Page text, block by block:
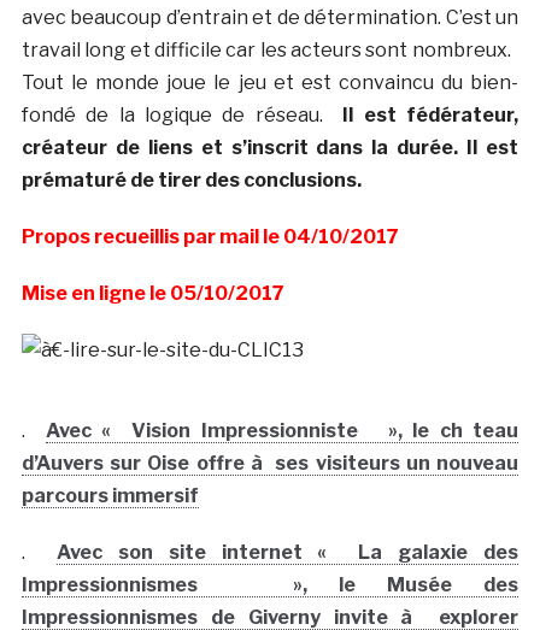
avec beaucoup d’entrain et de détermination. C’est un
travail long et difficile car les acteurs sont nombreux.
Tout le monde joue le jeu et est convaincu du bien-
fondé de la logique de réseau. Il est fédérateur,
créateur de liens et s’inscrit dans la durée. Il est
prématuré de tirer des conclusions.
Propos recueillis par mail le 04/10/2017
Mise en ligne le 05/10/2017
. Avec « Vision Impressionniste », le ch teau
d’Auvers sur Oise offre à ses visiteurs un nouveau
parcours immersif
. Avec son site internet « La galaxie des
Impressionnismes », le Musée des
Impressionnismes de Giverny invite à explorer